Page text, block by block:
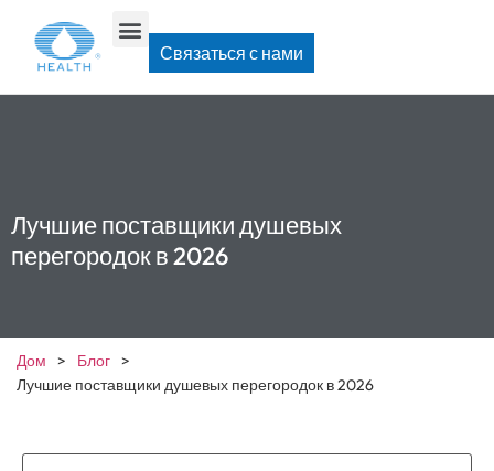
Связаться с нами
Лучшие поставщики душевых
перегородок в 2026
Дом > Блог >
Лучшие поставщики душевых перегородок в 2026